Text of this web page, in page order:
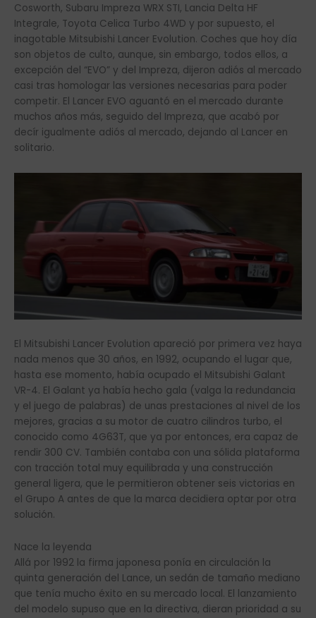
Cosworth, Subaru Impreza WRX STI, Lancia Delta HF
Integrale, Toyota Celica Turbo 4WD y por supuesto, el
inagotable Mitsubishi Lancer Evolution. Coches que hoy día
son objetos de culto, aunque, sin embargo, todos ellos, a
excepción del “EVO” y del Impreza, dijeron adiós al mercado
casi tras homologar las versiones necesarias para poder
competir. El Lancer EVO aguantó en el mercado durante
muchos años más, seguido del Impreza, que acabó por
decír igualmente adiós al mercado, dejando al Lancer en
solitario.
El Mitsubishi Lancer Evolution apareció por primera vez haya
nada menos que 30 años, en 1992, ocupando el lugar que,
hasta ese momento, había ocupado el Mitsubishi Galant
VR-4. El Galant ya había hecho gala (valga la redundancia
y el juego de palabras) de unas prestaciones al nivel de los
mejores, gracias a su motor de cuatro cilindros turbo, el
conocido como 4G63T, que ya por entonces, era capaz de
rendir 300 CV. También contaba con una sólida plataforma
con tracción total muy equilibrada y una construcción
general ligera, que le permitieron obtener seis victorias en
el Grupo A antes de que la marca decidiera optar por otra
solución.
Nace la leyenda
Allá por 1992 la firma japonesa ponía en circulación la
quinta generación del Lance, un sedán de tamaño mediano
que tenía mucho éxito en su mercado local. El lanzamiento
del modelo supuso que en la directiva, dieran prioridad a su